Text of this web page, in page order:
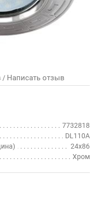
/ Написать отзыв
7732818
DL110A
24x86
Хром